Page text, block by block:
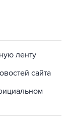
ленту
сайта